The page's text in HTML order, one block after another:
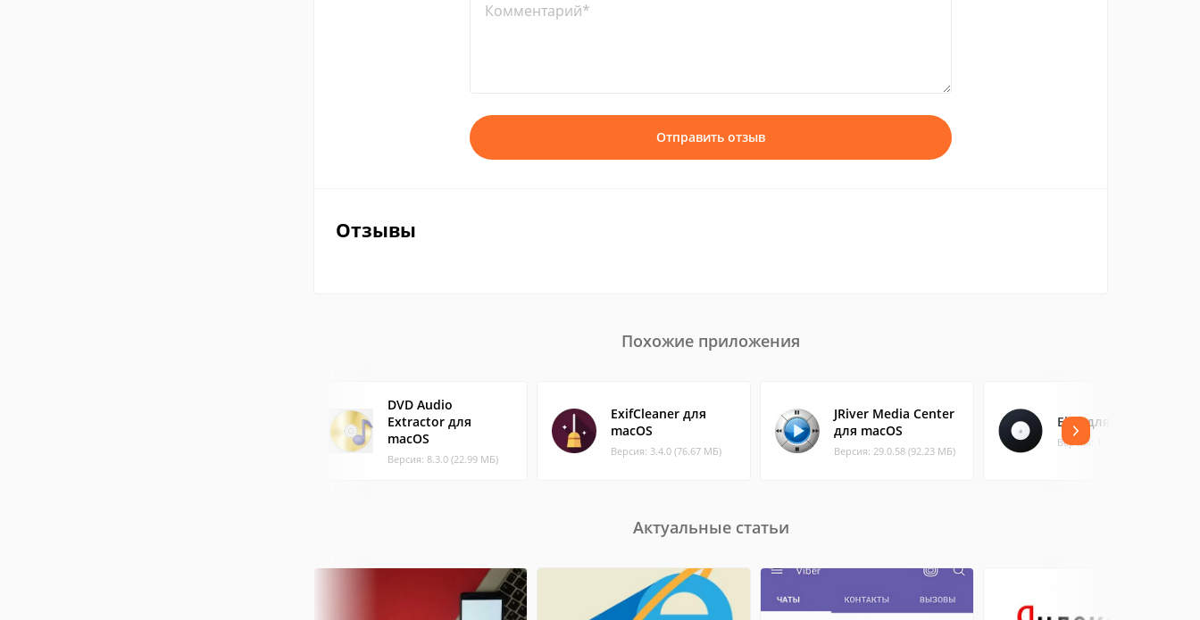
Комментарий*
Отправить отзыв
Отзывы
Похожие приложения
DVD Audio
Extractor для
macOS
Версия: 8.3.0 (22.99 МБ)
ExifCleaner для
macOS
Версия: 3.4.0 (76.67 МБ)
JRiver Media Center
для macOS
Версия: 29.0.58 (92.23 МБ)
Elpy для macOS
Версия: 1.1.8
Актуальные статьи